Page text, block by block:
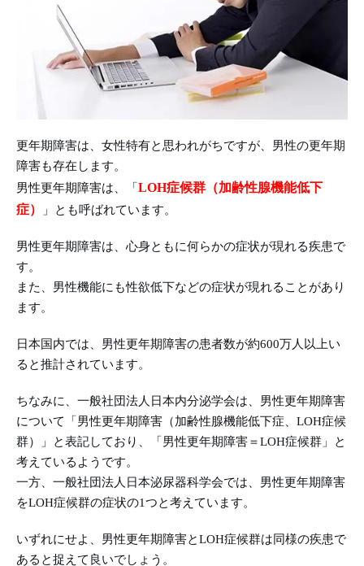
更年期障害は、女性特有と思われがちですが、男性の更年期
障害も存在します。
男性更年期障害は、「 LOH症候群（加齢性腺機能低下
症）
」とも呼ばれています。
男性更年期障害は、心身ともに何らかの症状が現れる疾患で
す。
また、男性機能にも性欲低下などの症状が現れることがあり
ます。
日本国内では、男性更年期障害の患者数が約600万人以上い
ると推計されています。
ちなみに、一般社団法人日本内分泌学会は、男性更年期障害
について「男性更年期障害（加齢性腺機能低下症、LOH症候
群）」と表記しており、「男性更年期障害＝LOH症候群」と
考えているようです。
一方、一般社団法人日本泌尿器科学会では、男性更年期障害
をLOH症候群の症状の1つと考えています。
いずれにせよ、男性更年期障害とLOH症候群は同様の疾患で
あると捉えて良いでしょう。